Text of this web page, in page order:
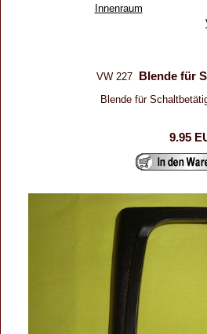
Innenraum
VW 227 Blende für
Blende für
9.95